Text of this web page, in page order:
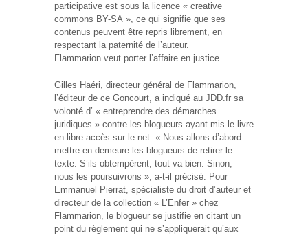
participative est sous la licence « creative
commons BY-SA », ce qui signifie que ses
contenus peuvent être repris librement, en
respectant la paternité de l’auteur.
Flammarion veut porter l’affaire en justice
Gilles Haéri, directeur général de Flammarion,
l’éditeur de ce Goncourt, a indiqué au JDD.fr sa
volonté d’ « entreprendre des démarches
juridiques » contre les blogueurs ayant mis le livre
en libre accès sur le net. « Nous allons d’abord
mettre en demeure les blogueurs de retirer le
texte. S’ils obtempèrent, tout va bien. Sinon,
nous les poursuivrons », a-t-il précisé. Pour
Emmanuel Pierrat, spécialiste du droit d’auteur et
directeur de la collection « L’Enfer » chez
Flammarion, le blogueur se justifie en citant un
point du règlement qui ne s’appliquerait qu’aux